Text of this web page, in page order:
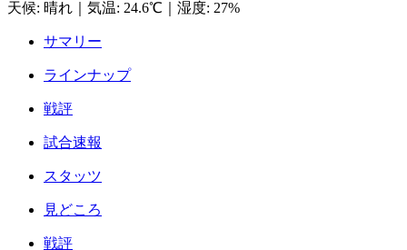
天候: 晴れ 気温: 24.6℃ 湿度: 27%
サマリー
ラインナップ
戦評
試合速報
スタッツ
見どころ
戦評